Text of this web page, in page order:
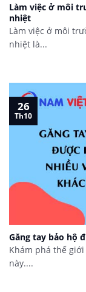
Làm việc ở môi
nhiệt
Làm việc ở môi
nhiệt là...
Găng tay bảo hộ
Khám phá thế
này....
26
Th10